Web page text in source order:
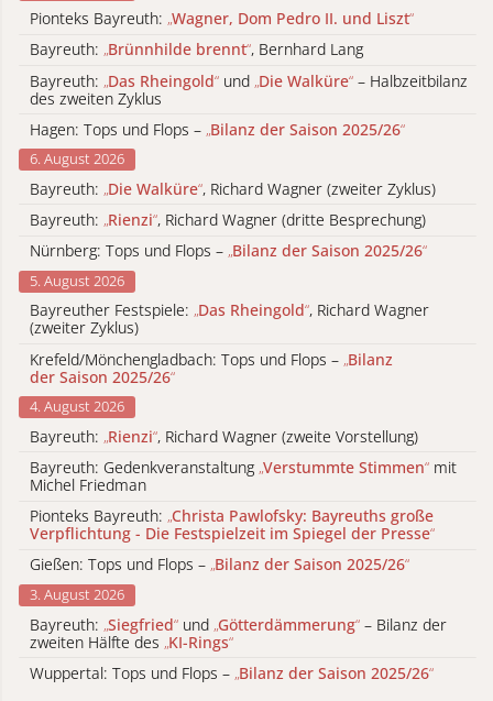
Pionteks Bayreuth: „Wagner, Dom Pedro II. und Liszt“
Bayreuth: „Brünnhilde brennt“, Bernhard Lang
Bayreuth: „Das Rheingold“ und „Die Walküre“ – Halbzeitbilanz
des zweiten Zyklus
Hagen: Tops und Flops – „Bilanz der Saison 2025/26“
6. August 2026
Bayreuth: „Die Walküre“, Richard Wagner (zweiter Zyklus)
Bayreuth: „Rienzi“, Richard Wagner (dritte Besprechung)
Nürnberg: Tops und Flops – „Bilanz der Saison 2025/26“
5. August 2026
Bayreuther Festspiele: „Das Rheingold“, Richard Wagner
(zweiter Zyklus)
Krefeld/Mönchengladbach: Tops und Flops – „Bilanz
der Saison 2025/26“
4. August 2026
Bayreuth: „Rienzi“, Richard Wagner (zweite Vorstellung)
Bayreuth: Gedenkveranstaltung „Verstummte Stimmen“ mit
Michel Friedman
Pionteks Bayreuth: „Christa Pawlofsky: Bayreuths große
Verpflichtung - Die Festspielzeit im Spiegel der Presse“
Gießen: Tops und Flops – „Bilanz der Saison 2025/26“
3. August 2026
Bayreuth: „Siegfried“ und „Götterdämmerung“ – Bilanz der
zweiten Hälfte des „KI-Rings“
Wuppertal: Tops und Flops – „Bilanz der Saison 2025/26“